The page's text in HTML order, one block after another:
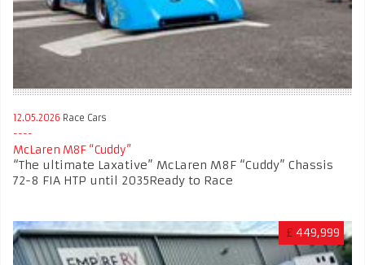
12.05.2026 Race Cars
McLaren M8F “Cuddy”
“The ultimate Laxative” McLaren M8F “Cuddy” Chassis
72-8 FIA HTP until 2035 ​​​​​​​Ready to Race
£ 449,999